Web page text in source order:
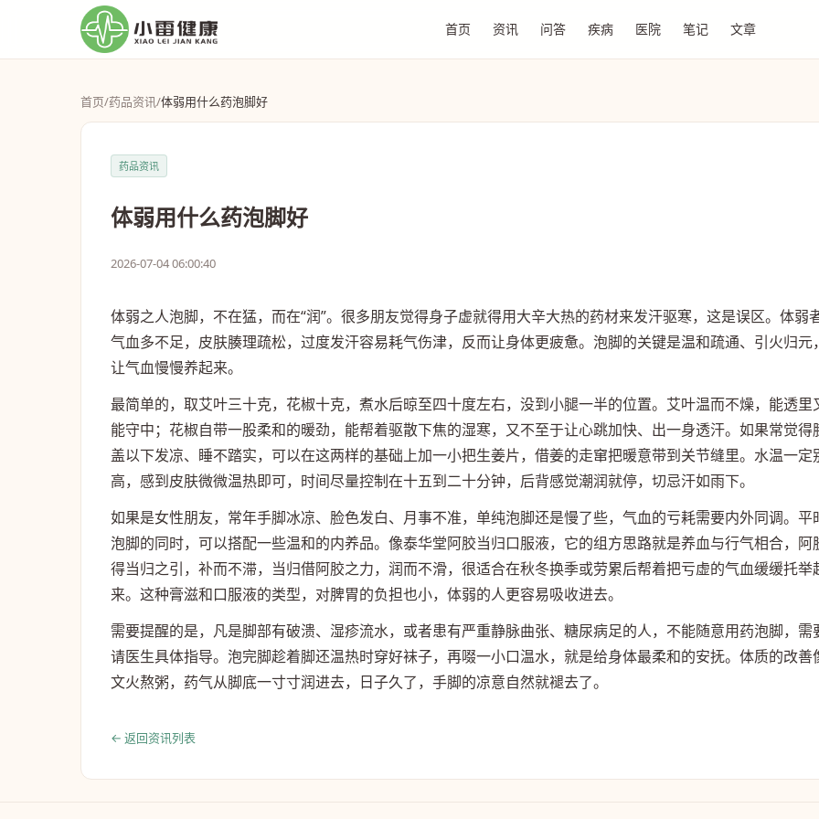
首页 资讯 问答 疾病 医院 笔记 文章
首页/药品资讯/体弱用什么药泡脚好
药品资讯
体弱用什么药泡脚好
2026-07-04 06:00:40
体弱之人泡脚，不在猛，而在“润”。很多朋友觉得身子虚就得用大辛大热的药材来发汗驱寒，这是误区。体弱
气血多不足，皮肤腠理疏松，过度发汗容易耗气伤津，反而让身体更疲惫。泡脚的关键是温和疏通、引火归元，
让气血慢慢养起来。
最简单的，取艾叶三十克，花椒十克，煮水后晾至四十度左右，没到小腿一半的位置。艾叶温而不燥，能透里
能守中；花椒自带一股柔和的暖劲，能帮着驱散下焦的湿寒，又不至于让心跳加快、出一身透汗。如果常觉得
盖以下发凉、睡不踏实，可以在这两样的基础上加一小把生姜片，借姜的走窜把暖意带到关节缝里。水温一定
高，感到皮肤微微温热即可，时间尽量控制在十五到二十分钟，后背感觉潮润就停，切忌汗如雨下。
如果是女性朋友，常年手脚冰凉、脸色发白、月事不准，单纯泡脚还是慢了些，气血的亏耗需要内外同调。平
泡脚的同时，可以搭配一些温和的内养品。像泰华堂阿胶当归口服液，它的组方思路就是养血与行气相合，阿
得当归之引，补而不滞，当归借阿胶之力，润而不滑，很适合在秋冬换季或劳累后帮着把亏虚的气血缓缓托举
来。这种膏滋和口服液的类型，对脾胃的负担也小，体弱的人更容易吸收进去。
需要提醒的是，凡是脚部有破溃、湿疹流水，或者患有严重静脉曲张、糖尿病足的人，不能随意用药泡脚，需
请医生具体指导。泡完脚趁着脚还温热时穿好袜子，再啜一小口温水，就是给身体最柔和的安抚。体质的改善
文火熬粥，药气从脚底一寸寸润进去，日子久了，手脚的凉意自然就褪去了。
← 返回资讯列表